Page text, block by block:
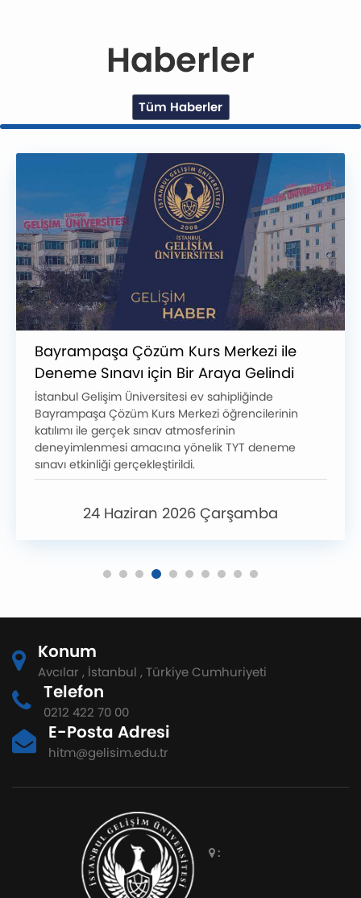
Haberler
Tüm Haberler
Bayrampaşa Çözüm Kurs Merkezi ile
Deneme Sınavı için Bir Araya Gelindi
İstanbul Gelişim Üniversitesi ev sahipliğinde
Bayrampaşa Çözüm Kurs Merkezi öğrencilerinin
katılımı ile gerçek sınav atmosferinin
deneyimlenmesi amacına yönelik TYT deneme
sınavı etkinliği gerçekleştirildi.
24 Haziran 2026 Çarşamba
Konum
Avcılar , İstanbul , Türkiye Cumhuriyeti
Telefon
0212 422 70 00
E-Posta Adresi
hitm@gelisim.edu.tr
: